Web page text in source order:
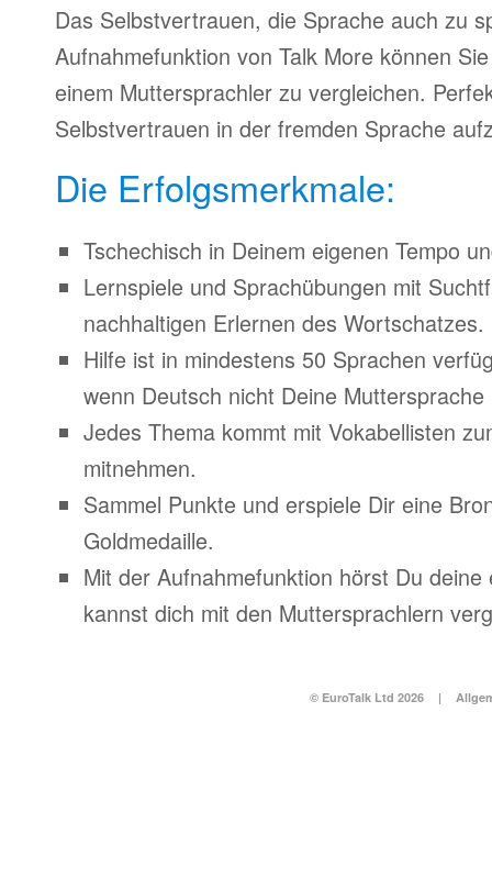
Das Selbstvertrauen, die Sprache auch zu
Aufnahmefunktion von Talk More können
einem Muttersprachler zu vergleichen.
Selbstvertrauen in der fremden Sprache
Die Erfolgsmerkmale:
Tschechisch in Deinem eigenen Tempo
Lernspiele und Sprachübungen mit
nachhaltigen Erlernen des Wortschatzes.
Hilfe ist in mindestens 50 Sprachen
wenn Deutsch nicht Deine Muttersprache
Jedes Thema kommt mit Vokabellisten
mitnehmen.
Sammel Punkte und erspiele Dir eine
Goldmedaille.
Mit der Aufnahmefunktion hörst Du deine
kannst dich mit den Muttersprachlern
© EuroTalk Ltd 2026 |